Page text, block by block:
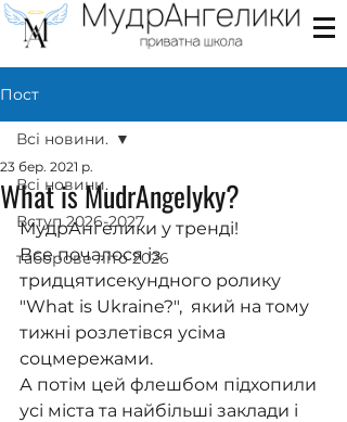
Пост
Всі новини.
Вступ 2026-2027
таборове літо 2026
Всі новини.
What is MudrAngelyky?
23 бер. 2021 р.
МудрАнгелики у тренді!
Все почалося із
тридцятисекундного ролику
"What is Ukraine?",  який на тому
тижні розлетівся усіма
соцмережами.
А потім цей флешбом підхопили
усі міста та найбільші заклади і